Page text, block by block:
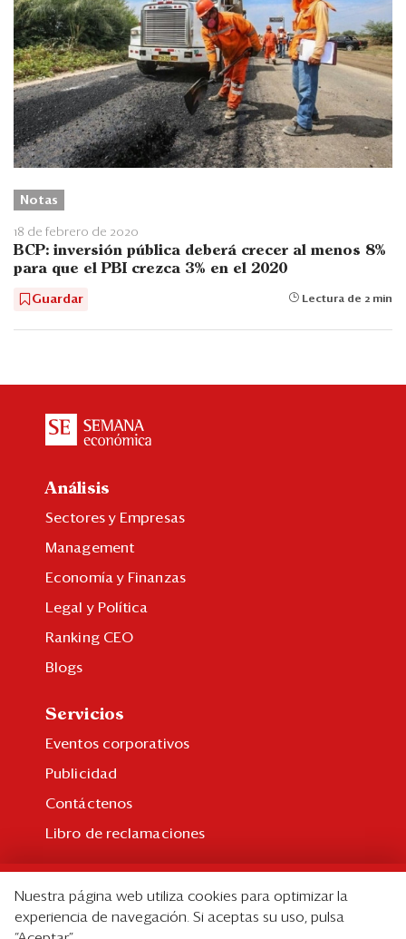
Notas
18 de febrero de 2020
BCP: inversión pública deberá crecer al menos 8%
para que el PBI crezca 3% en el 2020
Guardar Lectura de 2 min
Análisis
Sectores y Empresas
Management
Economía y Finanzas
Legal y Política
Ranking CEO
Blogs
Servicios
Eventos corporativos
Publicidad
Contáctenos
Libro de reclamaciones
Suscripción individual
Nuestra página web utiliza cookies para optimizar la
experiencia de navegación. Si aceptas su uso, pulsa